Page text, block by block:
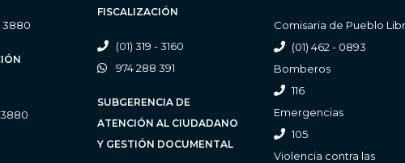
3880
FISCALIZACIÓN
(01) 319 - 3160
974 288 391
SUBGERENCIA DE
ATENCIÓN AL CIUDADANO
Y GESTIÓN DOCUMENTAL
Comisaria de Pueblo
(01) 462 - 0893
Bomberos
116
Emergencias
105
Violencia contra las